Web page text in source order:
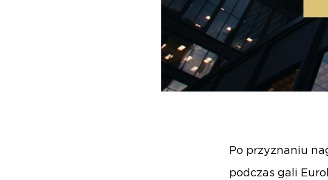
Po przyznaniu
podczas gali